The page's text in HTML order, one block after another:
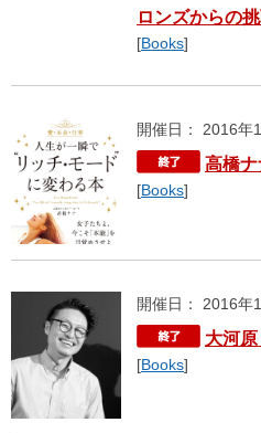
ロンズからの挑
[Books]
開催日： 2016年
高橋
[Books]
開催日： 2016年
大河
[Books]